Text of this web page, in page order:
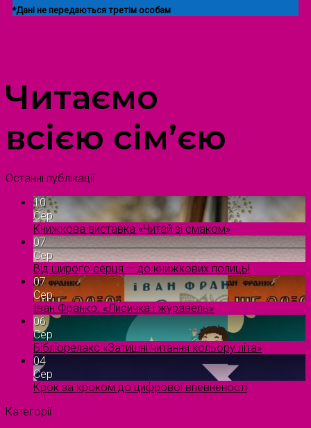
*Дані не передаються третім особам
Читаємо
всією сім’єю
Останні публікації
10
Сер
Книжкова виставка «Читай зі смаком»
07
Сер
Від щирого серця — до книжкових полиць!
07
Сер
Іван Франко. «Лисичка і журавель»
06
Сер
Бібліорелакс «Затишні читання кольору літа»
04
Сер
Крок за кроком до цифрової впевненості
Категорії